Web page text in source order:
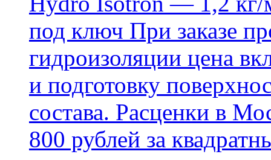
под ключ При заказе
гидроизоляции цена
и подготовку
состава. Расценки в
800 рублей за